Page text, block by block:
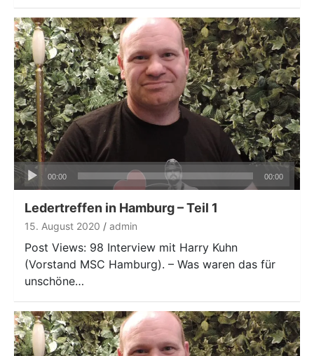
Audio-
Player
00:00 00:00
Ledertreffen in Hamburg – Teil 1
15. August 2020 admin
Post Views: 98 Interview mit Harry Kuhn
(Vorstand MSC Hamburg). – Was waren das für
unschöne…